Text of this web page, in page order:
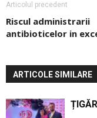
Articolul precedent
Riscul administrarii
antibioticelor in
ARTICOLE SIMILARE